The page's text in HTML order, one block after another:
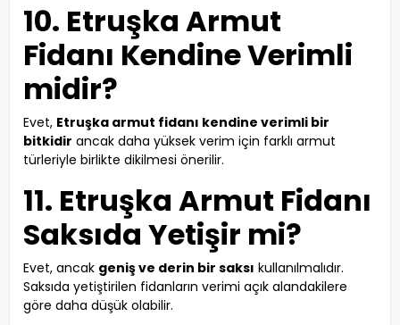
10. Etruşka Armut
Fidanı Kendine Verimli
midir?
Evet, Etruşka armut fidanı kendine verimli bir
bitkidir ancak daha yüksek verim için farklı armut
türleriyle birlikte dikilmesi önerilir.
11. Etruşka Armut Fidanı
Saksıda Yetişir mi?
Evet, ancak geniş ve derin bir saksı kullanılmalıdır.
Saksıda yetiştirilen fidanların verimi açık alandakilere
göre daha düşük olabilir.